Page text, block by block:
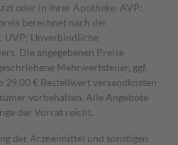
oder in Ihrer Apotheke. AVP:
berechnet nach der
UVP: Unverbindliche
Die angegebenen Preise
Mehrwertsteuer, ggf.
29,00 € Bestell­wert versand­kosten­
vorbehalten. Alle Angebote
der Vorrat reicht.
der Arzneimittel und sonstigen